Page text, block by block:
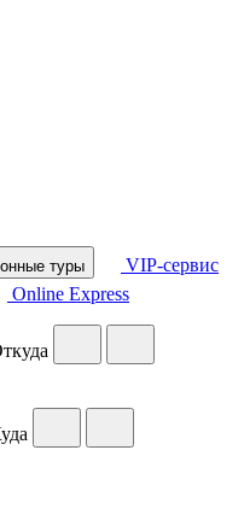
туры
VIP-сервис
Online Express